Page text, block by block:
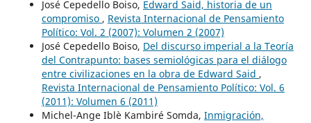
José Cepedello Boiso, Edward Said, historia de un
compromiso , Revista Internacional de Pensamiento
Político: Vol. 2 (2007): Volumen 2 (2007)
José Cepedello Boiso, Del discurso imperial a la Teoría
del Contrapunto: bases semiológicas para el diálogo
entre civilizaciones en la obra de Edward Said ,
Revista Internacional de Pensamiento Político: Vol. 6
(2011): Volumen 6 (2011)
Michel-Ange Iblè Kambiré Somda, Inmigración,